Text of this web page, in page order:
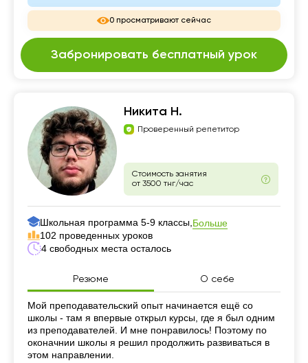
0 просматривают сейчас
Забронировать бесплатный урок
Никита Н.
Проверенный репетитор
Стоимость занятия
от 3500 тнг/час
Школьная программа 5-9 классы, Больше
102 проведенных уроков
4 свободных места осталось
Резюме О себе
Резюме
Мой преподавательский опыт начинается ещё со
школы - там я впервые открыл курсы, где я был одним
из преподавателей. И мне понравилось! Поэтому по
оконачнии школы я решил продолжить развиваться в
этом направлении.